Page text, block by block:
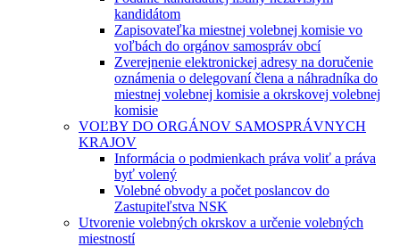
kandidátom
Zapisovateľka miestnej volebnej komisie vo
voľbách do orgánov samospráv obcí
Zverejnenie elektronickej adresy na doručenie
oznámenia o delegovaní člena a náhradníka do
miestnej volebnej komisie a okrskovej volebnej
komisie
VOĽBY DO ORGÁNOV SAMOSPRÁVNYCH
KRAJOV
Informácia o podmienkach práva voliť a práva
byť volený
Volebné obvody a počet poslancov do
Zastupiteľstva NSK
Utvorenie volebných okrskov a určenie volebných
miestností